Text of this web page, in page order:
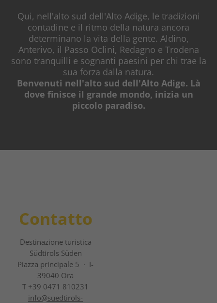
Qui, nell'alto sud dell'Alto Adige, le tradizioni
contadine e il ritmo della natura ancora
determinano la vita della gente. Aldino,
Anterivo, il Passo Oclini, Redagno e Trodena
sono tranquilli e sognanti paesini per chi trae la
sua forza dalla natura.
Benvenuti nell'alto sud dell'Alto Adige. Là
dove finisce il grande mondo, inizia un
piccolo paradiso.
Contatto
Destinazione turistica
Südtirols Süden
Piazza principale 5 · I-
39040 Ora
T +39 0471 810231
info@suedtirols-